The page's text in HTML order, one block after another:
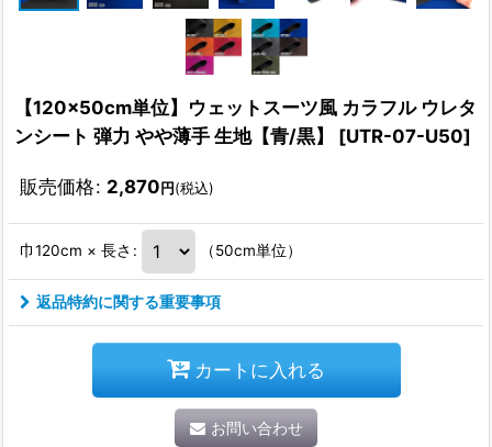
【120×50cm単位】ウェットスーツ風 カラフル ウレタ
ンシート 弾力 やや薄手 生地【青/黒】
[UTR-07-U50]
販売価格: 2,870円(税込)
巾120cm × 長さ : （50cm単位）
返品特約に関する重要事項
カートに入れる
お問い合わせ